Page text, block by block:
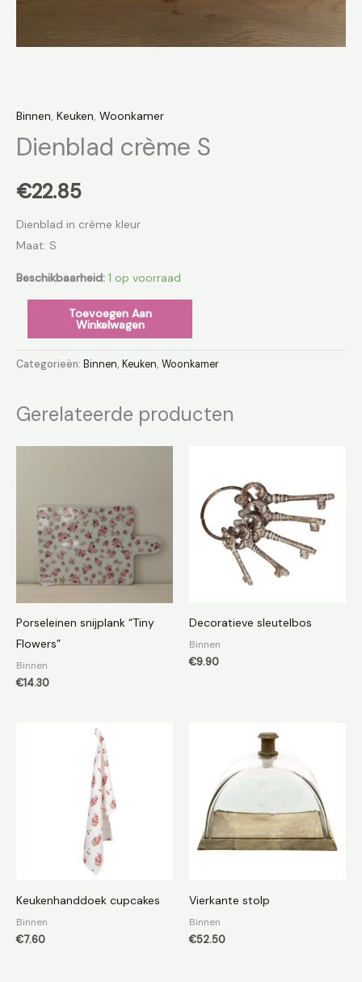
Binnen, Keuken, Woonkamer
Dienblad crème S
€22.85
Dienblad in crème kleur
Maat: S
Beschikbaarheid: 1 op voorraad
Toevoegen Aan
Winkelwagen
Categorieën: Binnen, Keuken, Woonkamer
Gerelateerde producten
Porseleinen snijplank “Tiny
Flowers”
Binnen
€14.30
Decoratieve sleutelbos
Binnen
€9.90
Keukenhanddoek cupcakes
Binnen
€7.60
Vierkante stolp
Binnen
€52.50